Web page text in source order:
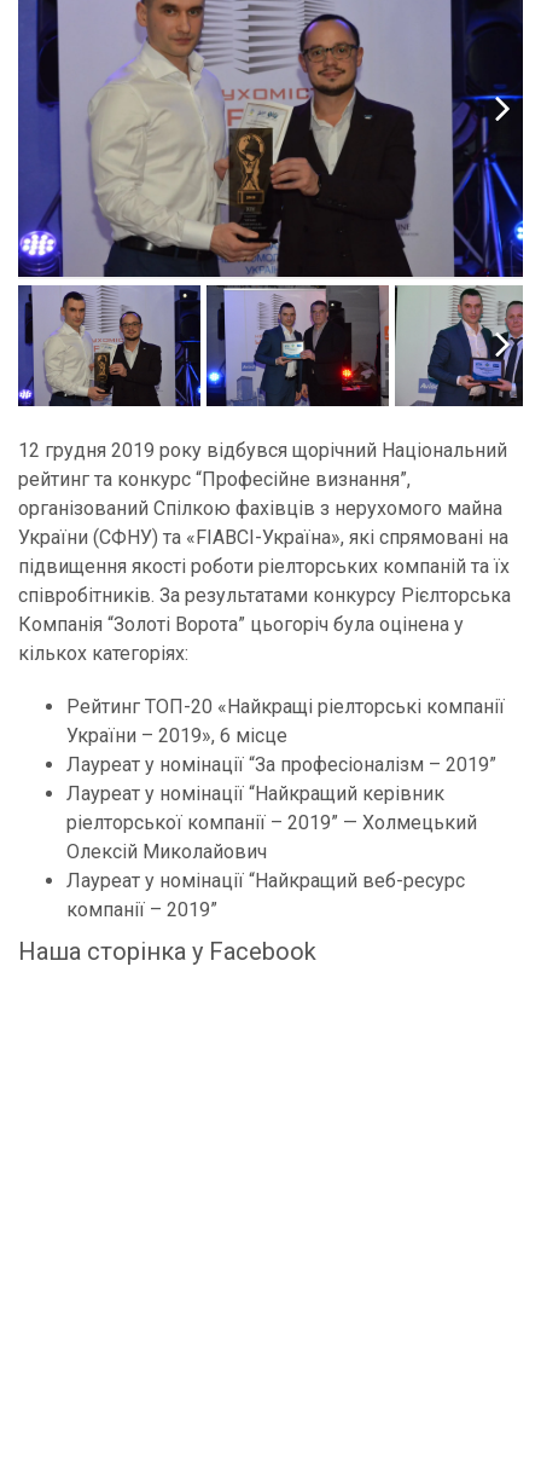
12 грудня 2019 року відбувся щорічний Національний
рейтинг та конкурс “Професійне визнання”,
організований Спілкою фахівців з нерухомого майна
України (СФНУ) та «FIABCI-Україна», які спрямовані на
підвищення якості роботи ріелторських компаній та їх
співробітників. За результатами конкурсу Рієлторська
Компанія “Золоті Ворота” цьогоріч була оцінена у
кількох категоріях:
Рейтинг ТОП-20 «Найкращі ріелторські компанії
України – 2019», 6 місце
Лауреат у номінації “За професіоналізм – 2019”
Лауреат у номінації “Найкращий керівник
ріелторської компанії – 2019” — Холмецький
Олексій Миколайович
Лауреат у номінації “Найкращий веб-ресурс
компанії – 2019”
Наша сторінка у Facebook